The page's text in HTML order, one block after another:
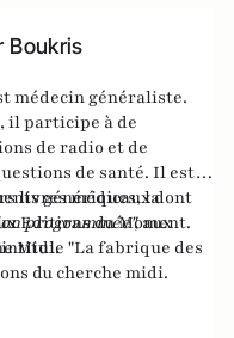
Boukris
médecin généraliste.
il participe à de
de radio et de
de santé. Il est
livres médicaux dont
programmée",aux
Midi.
génériques, la
Editions du Moment.
"La fabrique des
du cherche midi.